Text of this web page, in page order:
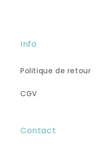
Info
Politique de retour
CGV
Contact